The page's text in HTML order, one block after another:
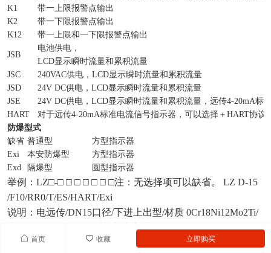
首页 收藏 立即购买
带一上限报警点输出
带一下限报警点输出
带一上限和一下限报警点输出
K1
K2
K12
JSB
电池供电，
LCD显示瞬时流量和累积流量
JSC
240VAC供电，LCD显示瞬时流量和累积流量
24V DC供电，LCD显示瞬时流量和累积流量
24V DC供电，LCD显示瞬时流量和累积流量，远传4-20mA标
对于远传4-20mA标准电流信号指示器，可以选择＋HART协议
JSD
JSE
HART
防爆型式
缺省 普通型
方型指示器
Exi
本安防爆型
方型指示器
Exd
隔爆型 圆型指示器
举例：LZ□-□ □ □ □ □ □ □注：无选择项可以缺省。 LZ D-15
/F10/RR0/T/ES/HART/Exi
说明：电远传/DN15口径/下进上出型/材质 0Cr18Ni12Mo2Ti/
夹套型/4-20mA/HART协议/本安防爆